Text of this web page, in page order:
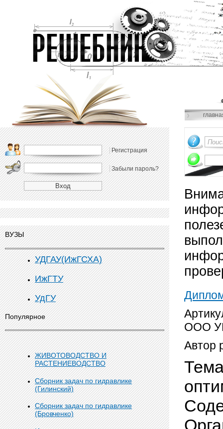
Регистрация
Забыли пароль?
ВУЗЫ
УДГАУ(ИжГСХА)
ИжГТУ
УдГУ
Популярное
ЖИВОТОВОДСТВО И
РАСТЕНИЕВОДСТВО
Сборник задач по гидравлике
(Гилинский)
Сборник задач по гидравлике
(Бровченко)
ООО
Автор